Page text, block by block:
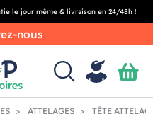
le jour même & livraison en 24/48h !
nous
ATTELAGES TÊTE